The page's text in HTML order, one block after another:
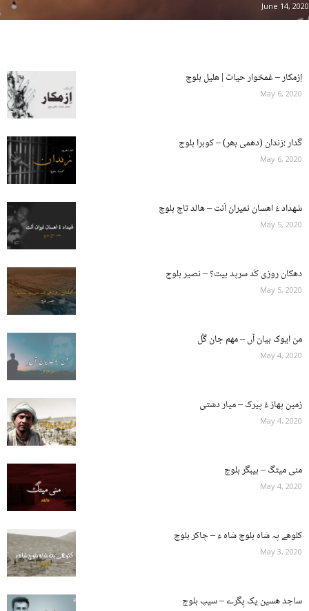
June 14, 2020
اِزمکار – غمخوار حیات | ھلیل بلوچ
May 6, 2020
گدار :زندان (دھمی بھر) – کوبرا بلوچ
May 6, 2020
شهداد ءُ اھسان نمیران اَنت – هالد تاج بلوچ
May 5, 2020
دھکان روزی کَد سرپد بیت؟ – نصیر بلوچ
May 5, 2020
من ایوک بیان آں – مهم جان گُل
May 4, 2020
زمین پهاز ءُ پیرک – میار دشتی
May 4, 2020
منی میتگ – بیبگر بلوچ
May 4, 2020
کلوھے پہ شاہ بلوچ شاہ ءَ – چاکر بلوچ
May 3, 2020
ساجد هسین یک پِگرے – سیپ بلوچ